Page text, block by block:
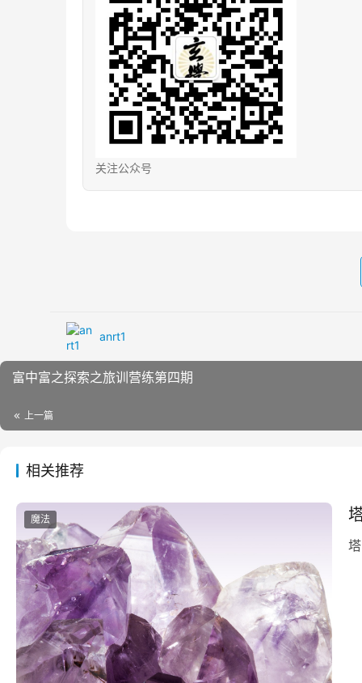
关注公众号
anrt1
富中富之‬探索之旅训营练‬第四期
上一篇
相关推荐
魔法